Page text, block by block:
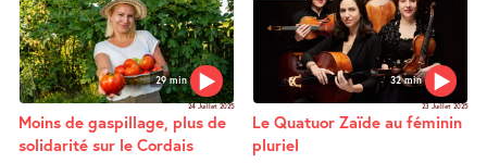
29 min
24 Juillet 2025
Moins de gaspillage, plus de
solidarité sur le Cordais
32 min
23 Juillet 2025
Le Quatuor Zaïde au féminin
pluriel